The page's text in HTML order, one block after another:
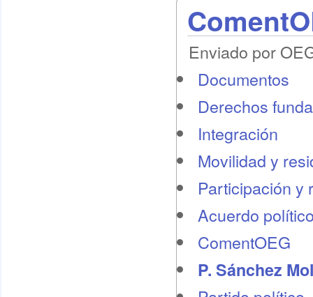
Enviado por
Documentos
Derechos
Integración
Movilidad y
Participación y
Acuerdo
ComentOEG
P. Sánchez